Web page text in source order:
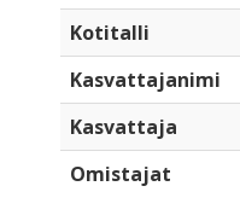
Kotitalli
Kasvattajanimi
Kasvattaja
Omistajat